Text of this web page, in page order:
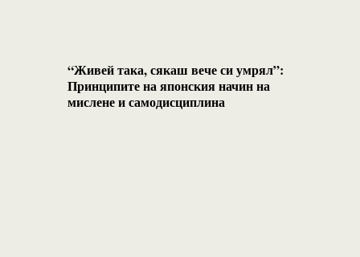
“Живей така, сякаш вече си умрял”:
Принципите на японския начин на
мислене и самодисциплина